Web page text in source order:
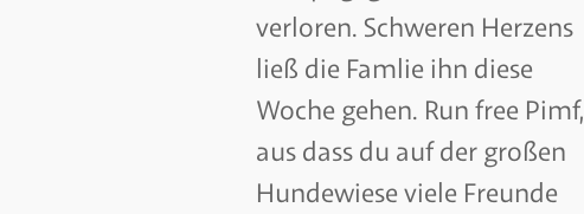
verloren. Schweren Herzens
ließ die Famlie ihn diese
Woche gehen. Run free Pimf,
aus dass du auf der großen
Hundewiese viele Freunde